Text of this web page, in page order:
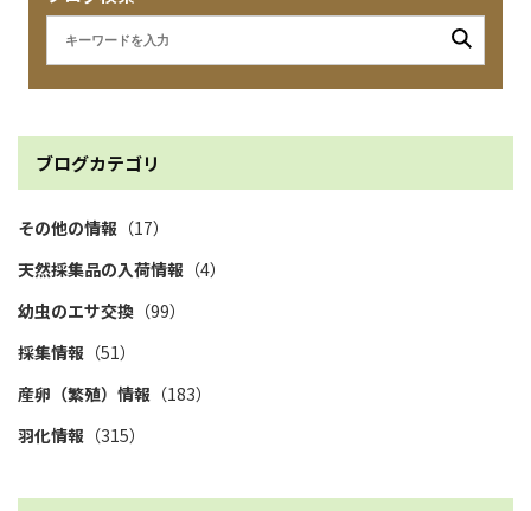
ブログカテゴリ
その他の情報 （17）
天然採集品の入荷情報 （4）
幼虫のエサ交換 （99）
採集情報 （51）
産卵（繁殖）情報 （183）
羽化情報 （315）